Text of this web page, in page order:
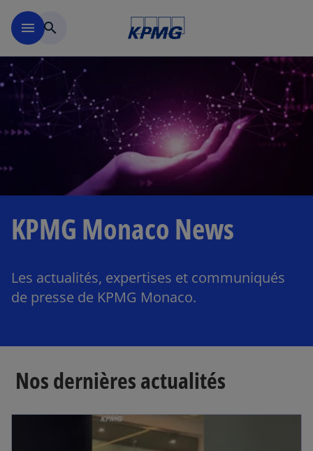
menu search
KPMG Monaco News
Les actualités, expertises et communiqués
de presse de KPMG Monaco.
Nos dernières actualités